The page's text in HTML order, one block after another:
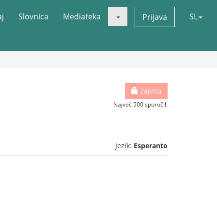
Slovnica Mediateka Prijava SL
Zaprto
Največ 500 sporočil.
Jezik: Esperanto